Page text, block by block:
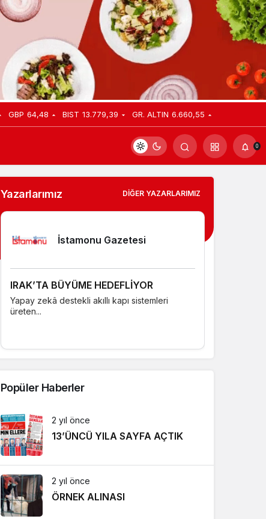
GBP 64,48 BIST 13.779,39 GR. ALTIN 6.660,55
0
Yazarlarımız DIĞER YAZARLARIMIZ
İstamonu Gazetesi
IRAK’TA BÜYÜME HEDEFLİYOR
Yapay zekâ destekli akıllı kapı sistemleri
üreten...
Popüler Haberler
2 yıl önce
13’ÜNCÜ YILA SAYFA AÇTIK
2 yıl önce
ÖRNEK ALINASI